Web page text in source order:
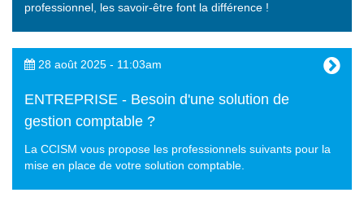
professionnel, les savoir-être font la différence !
28 août 2025 - 11:03am
ENTREPRISE - Besoin d'une solution de
gestion comptable ?
La CCISM vous propose les professionnels suivants pour la
mise en place de votre solution comptable.